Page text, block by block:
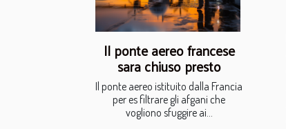
Il ponte aereo francese
sara chiuso presto
Il ponte aereo istituito dalla Francia
per es filtrare gli afgani che
vogliono sfuggire ai...